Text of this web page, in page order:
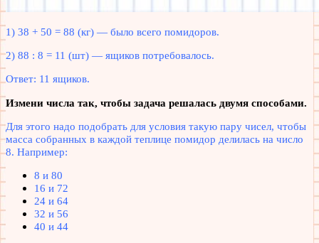
1) 38 + 50 = 88 (кг) — было всего помидоров.
2) 88 : 8 = 11 (шт) — ящиков потребовалось.
Ответ: 11 ящиков.
Измени числа так, чтобы задача решалась двумя способами.
Для этого надо подобрать для условия такую пару чисел, чтобы
масса собранных в каждой теплице помидор делилась на число
8. Например:
8 и 80
16 и 72
24 и 64
32 и 56
40 и 44